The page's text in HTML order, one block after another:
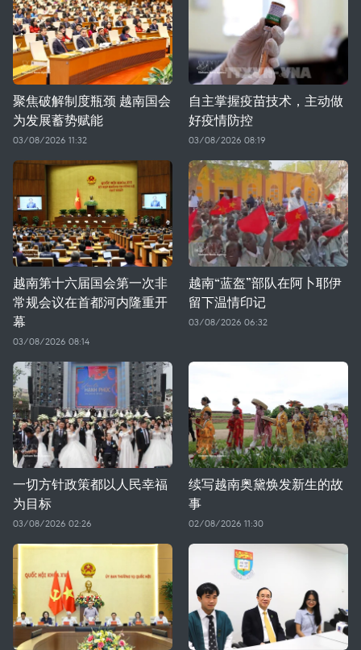
聚焦破解制度瓶颈 越南国会
为发展蓄势赋能
03/08/2026 11:32
自主掌握疫苗技术，主动做
好疫情防控
03/08/2026 08:19
越南第十六届国会第一次非
常规会议在首都河内隆重开
幕
03/08/2026 08:14
越南“蓝盔”部队在阿卜耶伊
留下温情印记
03/08/2026 06:32
一切方针政策都以人民幸福
为目标
03/08/2026 02:26
续写越南奥黛焕发新生的故
事
02/08/2026 11:30